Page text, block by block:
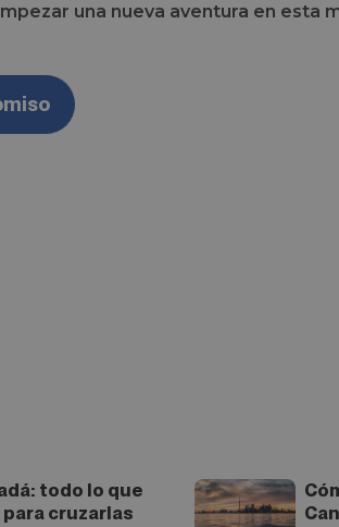
una nueva aventura en esta
todo lo que
cruzarlas